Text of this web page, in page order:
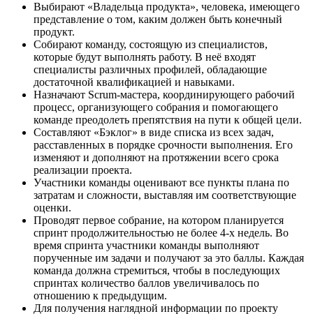
Выбирают «Владельца продукта», человека, имеющего
представление о том, каким должен быть конечный
продукт.
Собирают команду, состоящую из специалистов,
которые будут выполнять работу. В неё входят
специалисты различных профилей, обладающие
достаточной квалификацией и навыками.
Назначают Scrum-мастера, координирующего рабочий
процесс, организующего собрания и помогающего
команде преодолеть препятствия на пути к общей цели.
Составляют «Бэклог» в виде списка из всех задач,
расставленных в порядке срочности выполнения. Его
изменяют и дополняют на протяжении всего срока
реализации проекта.
Участники команды оценивают все пункты плана по
затратам и сложности, выставляя им соответствующие
оценки.
Проводят первое собрание, на котором планируется
спринт продолжительностью не более 4-х недель. Во
время спринта участники команды выполняют
порученные им задачи и получают за это баллы. Каждая
команда должна стремиться, чтобы в последующих
спринтах количество баллов увеличивалось по
отношению к предыдущим.
Для получения наглядной информации по проекту